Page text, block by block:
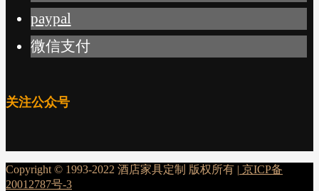
paypal
微信支付
关注公众号
Copyright © 1993-2022 酒店家具定制 版权所有 | 京ICP备
20012787号-3